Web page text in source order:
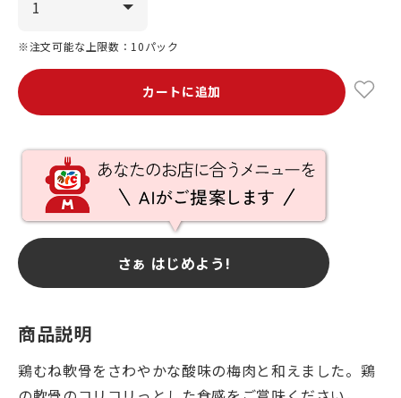
※注文可能な上限数：10パック
カートに追加
さぁ はじめよう!
商品説明
鶏むね軟骨をさわやかな酸味の梅肉と和えました。鶏